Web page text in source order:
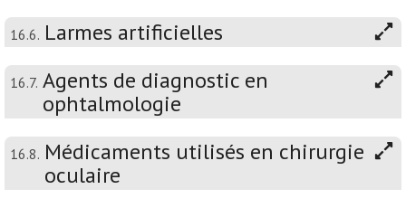
16.6. Larmes artificielles
16.7. Agents de diagnostic en
ophtalmologie
16.8. Médicaments utilisés en chirurgie
oculaire